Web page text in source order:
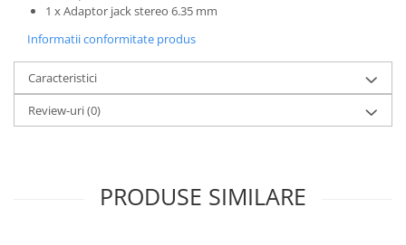
Scene şi Ring-uri de Dans
Stative si schela lumini
Instrumente Muzicale
Chitare si bass
Claviaturi
Instrumente de suflat
1 x Adaptor jack stereo 6.35 mm
Informatii conformitate produs
Caracteristici
Review-uri(0)
PRODUSE SIMILARE